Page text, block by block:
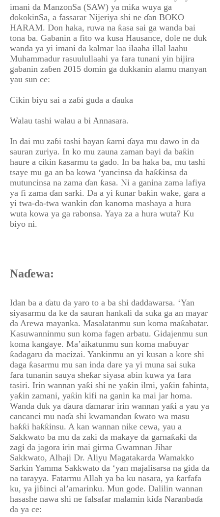
imani da ManzonSa (SAW) ya miƙa wuya ga
dokokinSa, a fassarar Nijeriya shi ne ɗan BOKO
HARAM. Don haka, ruwa na ƙasa sai ga wanda bai
tona ba. Gabanin a fito wa kusa Hausance, dole ne duk
wanda ya yi imani da kalmar laa ilaaha illal laahu
Muhammadur rasuulullaahi ya fara tunani yin hijira
gabanin zaɓen 2015 domin ga dukkanin alamu manyan
yau sun ce:
Cikin biyu sai a zaɓi guda a ɗauka
Walau tashi walau a bi Annasara.
In dai mu zaɓi tashi bayan ƙarni ɗaya mu dawo in da
sauran zuriya. In ko mu zauna zaman bayi da baƙin
haure a cikin ƙasarmu ta gado. In ba haka ba, mu tashi
tsaye mu ga an ba kowa ‘yancinsa da haƙƙinsa da
mutuncinsa na zama ɗan ƙasa. Ni a ganina zama lafiya
ya fi zama ɗan sarki. Da a yi ƙunar baƙin wake, gara a
yi twa-da-twa wankin ɗan kanoma mashaya a hura
wuta kowa ya ga rabonsa. Yaya za a hura wuta? Ku
biyo ni.
Naɗewa:
Idan ba a ɗatu da yaro to a ba shi daddawarsa. ‘Yan
siyasarmu da ke da sauran hankali da suka ga an mayar
da Arewa mayanka. Masalatanmu sun koma maƙabatar.
Kasuwanninmu sun koma fagen arbatu. Gidajenmu sun
koma kangaye. Ma’aikatunmu sun koma maɓuyar
ƙadagaru da macizai. Yankinmu an yi kusan a kore shi
daga ƙasarmu mu san inda dare ya yi muna sai suka
fara tunanin sauya sheƙar siyasa abin kuwa ya fara
tasiri. Irin wannan yaƙi shi ne yaƙin ilmi, yaƙin fahinta,
yaƙin zamani, yaƙin kifi na ganin ka mai jar homa.
Wanda duk ya ɗaura ɗamarar irin wannan yaƙi a yau ya
cancanci mu naɗa shi kwamandan ƙwato wa masu
haƙƙi haƙƙinsu. A kan wannan nike cewa, yau a
Sakkwato ba mu da zaki da makaye da garnaƙaƙi da
zagi da jagora irin mai girma Gwamnan Jihar
Sakkwato, Alhaji Dr. Aliyu Magatakarda Wamakko
Sarkin Yamma Sakkwato da ‘yan majalisarsa na gida da
na tarayya. Fatarmu Allah ya ba ku nasara, ya ƙarfafa
ku, ya jiɓinci al’amarinku. Mun gode. Dalilin wannan
hasashe nawa shi ne falsafar malamin kiɗa Naranbaɗa
da ya ce: